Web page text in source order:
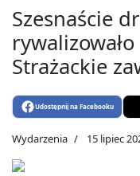
Szesnaście
Strażackie
Udostępnij na Facebooku
Wydarzenia 15 lipiec